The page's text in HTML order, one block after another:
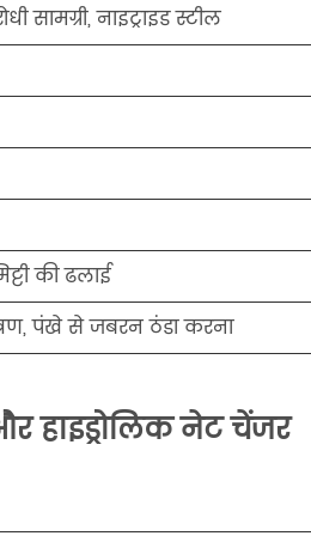
सामग्री, नाइट्राइड स्टील
की ढलाई
पंखे से जबरन ठंडा करना
हाइड्रोलिक नेट चेंजर